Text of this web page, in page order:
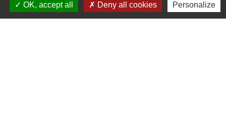
OK, accept all
Deny all cookies Personalize